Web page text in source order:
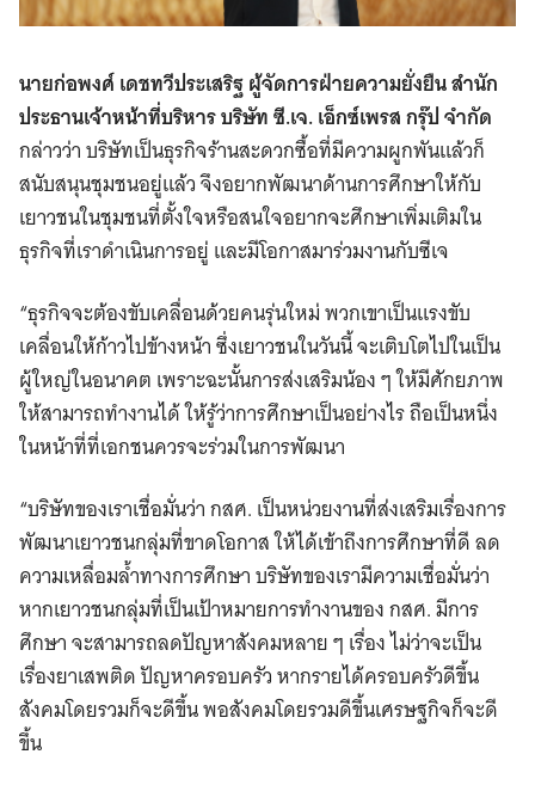
นายก่อพงศ์ เดชทวีประเสริฐ ผู้จัดการฝ่ายความยั่งยืน สำนัก
ประธานเจ้าหน้าที่บริหาร บริษัท ซี.เจ. เอ็กซ์เพรส กรุ๊ป จำกัด
กล่าวว่า บริษัทเป็นธุรกิจร้านสะดวกซื้อที่มีความผูกพันแล้วก็
สนับสนุนชุมชนอยู่แล้ว จึงอยากพัฒนาด้านการศึกษาให้กับ
เยาวชนในชุมชนที่ตั้งใจหรือสนใจอยากจะศึกษาเพิ่มเติมใน
ธุรกิจที่เราดำเนินการอยู่ และมีโอกาสมาร่วมงานกับซีเจ
“ธุรกิจจะต้องขับเคลื่อนด้วยคนรุ่นใหม่ พวกเขาเป็นแรงขับ
เคลื่อนให้ก้าวไปข้างหน้า ซึ่งเยาวชนในวันนี้ จะเติบโตไปในเป็น
ผู้ใหญ่ในอนาคต เพราะฉะนั้นการส่งเสริมน้อง ๆ ให้มีศักยภาพ
ให้สามารถทำงานได้ ให้รู้ว่าการศึกษาเป็นอย่างไร ถือเป็นหนึ่ง
ในหน้าที่ที่เอกชนควรจะร่วมในการพัฒนา
“บริษัทของเราเชื่อมั่นว่า กสศ. เป็นหน่วยงานที่ส่งเสริมเรื่องการ
พัฒนาเยาวชนกลุ่มที่ขาดโอกาส ให้ได้เข้าถึงการศึกษาที่ดี ลด
ความเหลื่อมล้ำทางการศึกษา บริษัทของเรามีความเชื่อมั่นว่า
หากเยาวชนกลุ่มที่เป็นเป้าหมายการทำงานของ กสศ. มีการ
ศึกษา จะสามารถลดปัญหาสังคมหลาย ๆ เรื่อง ไม่ว่าจะเป็น
เรื่องยาเสพติด ปัญหาครอบครัว หากรายได้ครอบครัวดีขึ้น
สังคมโดยรวมก็จะดีขึ้น พอสังคมโดยรวมดีขึ้นเศรษฐกิจก็จะดี
ขึ้น